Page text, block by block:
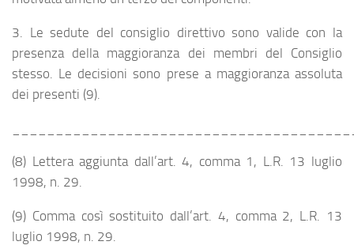
3. Le sedute del consiglio direttivo sono valide con la
presenza della maggioranza dei membri del Consiglio
stesso. Le decisioni sono prese a maggioranza assoluta
dei presenti (9).
(8) Lettera aggiunta dall’art. 4, comma 1, L.R. 13 luglio
1998, n. 29.
(9) Comma così sostituito dall’art. 4, comma 2, L.R. 13
luglio 1998, n. 29.